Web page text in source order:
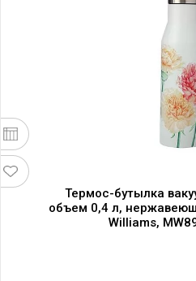
Термос-бутылка
объем 0,4 л,
Williams,